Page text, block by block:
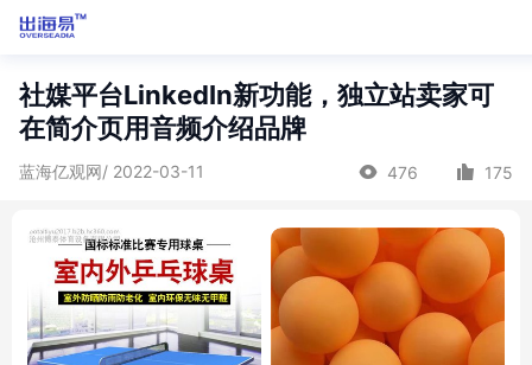
社媒平台LinkedIn新功能，独立站卖家可
在简介页用音频介绍品牌
蓝海亿观网/ 2022-03-11 476 175